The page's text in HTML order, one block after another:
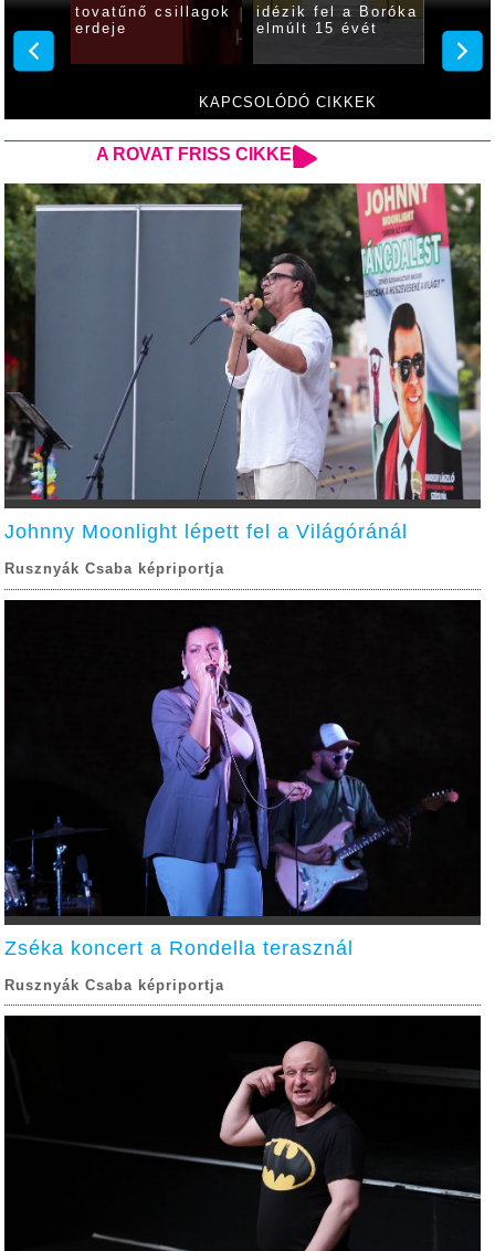
KAPCSOLÓDÓ CIKKEK
örömlány
japánkert
tavacskája
nehéz
A ROVAT FRISS CIKKEI
Johnny Moonlight lépett fel a Világóránál
Rusznyák Csaba képriportja
Zséka koncert a Rondella terasznál
Rusznyák Csaba képriportja